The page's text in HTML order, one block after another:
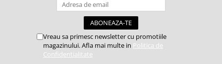
Vreau sa primesc newsletter cu promotiile
magazinului. Afla mai multe in Politica de
Confidentialitate